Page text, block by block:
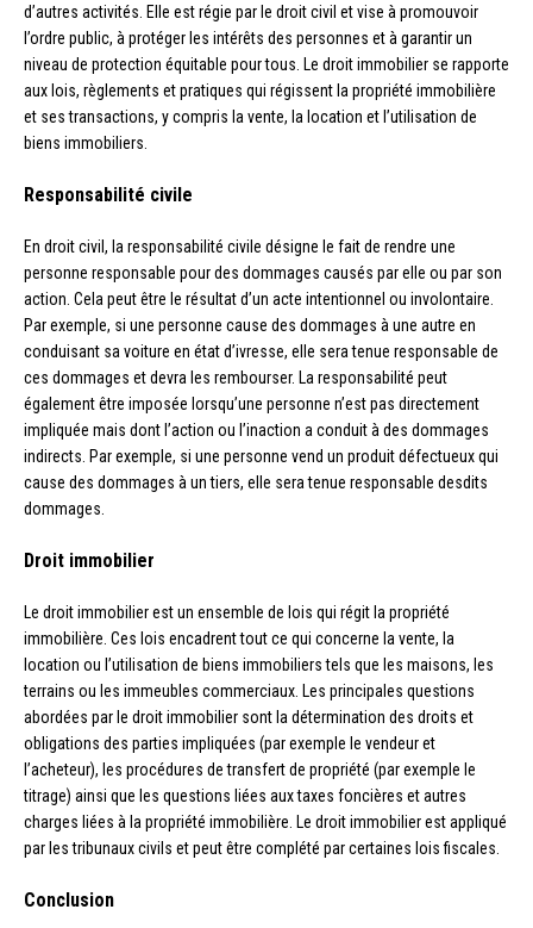
d’autres activités. Elle est régie par le droit civil et vise à promouvoir
l’ordre public, à protéger les intérêts des personnes et à garantir un
niveau de protection équitable pour tous. Le droit immobilier se rapporte
aux lois, règlements et pratiques qui régissent la propriété immobilière
et ses transactions, y compris la vente, la location et l’utilisation de
biens immobiliers.
Responsabilité civile
En droit civil, la responsabilité civile désigne le fait de rendre une
personne responsable pour des dommages causés par elle ou par son
action. Cela peut être le résultat d’un acte intentionnel ou involontaire.
Par exemple, si une personne cause des dommages à une autre en
conduisant sa voiture en état d’ivresse, elle sera tenue responsable de
ces dommages et devra les rembourser. La responsabilité peut
également être imposée lorsqu’une personne n’est pas directement
impliquée mais dont l’action ou l’inaction a conduit à des dommages
indirects. Par exemple, si une personne vend un produit défectueux qui
cause des dommages à un tiers, elle sera tenue responsable desdits
dommages.
Droit immobilier
Le droit immobilier est un ensemble de lois qui régit la propriété
immobilière. Ces lois encadrent tout ce qui concerne la vente, la
location ou l’utilisation de biens immobiliers tels que les maisons, les
terrains ou les immeubles commerciaux. Les principales questions
abordées par le droit immobilier sont la détermination des droits et
obligations des parties impliquées (par exemple le vendeur et
l’acheteur), les procédures de transfert de propriété (par exemple le
titrage) ainsi que les questions liées aux taxes foncières et autres
charges liées à la propriété immobilière. Le droit immobilier est appliqué
par les tribunaux civils et peut être complété par certaines lois fiscales.
Conclusion